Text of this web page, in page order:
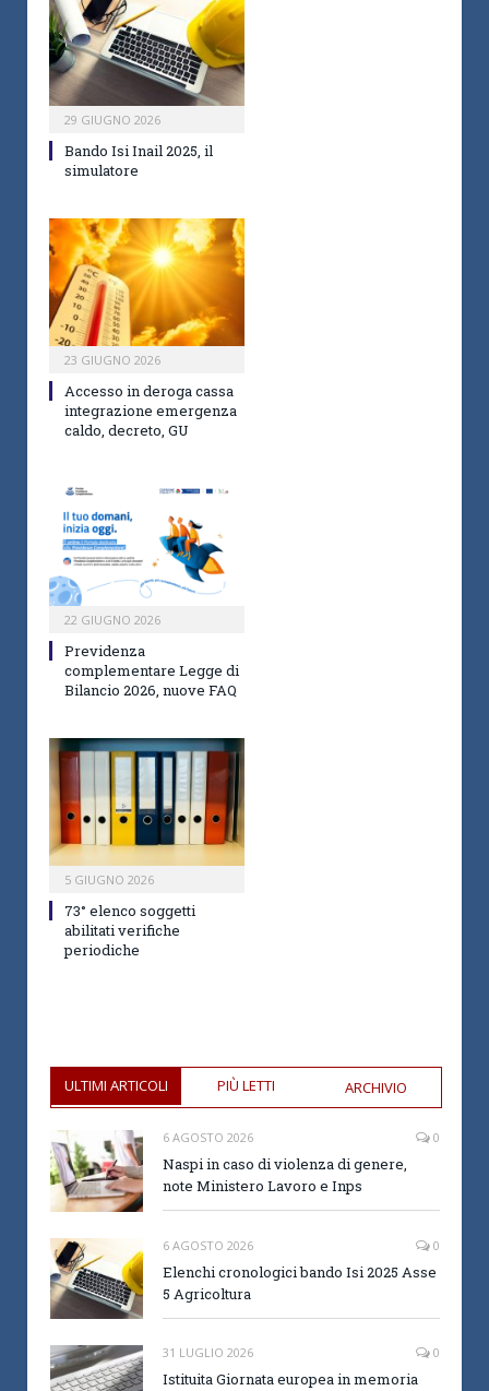
29 GIUGNO 2026
Bando Isi Inail 2025, il
simulatore
23 GIUGNO 2026
Accesso in deroga cassa
integrazione emergenza
caldo, decreto, GU
22 GIUGNO 2026
Previdenza
complementare Legge di
Bilancio 2026, nuove FAQ
5 GIUGNO 2026
73° elenco soggetti
abilitati verifiche
periodiche
ULTIMI ARTICOLI PIÙ LETTI ARCHIVIO
6 AGOSTO 2026 0
Naspi in caso di violenza di genere,
note Ministero Lavoro e Inps
6 AGOSTO 2026 0
Elenchi cronologici bando Isi 2025 Asse
5 Agricoltura
31 LUGLIO 2026 0
Istituita Giornata europea in memoria